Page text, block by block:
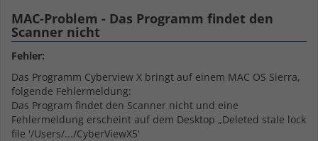
MAC-Problem - Das Programm findet den
Scanner nicht
Fehler:
Das Programm Cyberview X bringt auf einem MAC OS Sierra,
folgende Fehlermeldung:
Das Program findet den Scanner nicht und eine
Fehlermeldung erscheint auf dem Desktop „Deleted stale lock
file '/Users/.../CyberViewX5'